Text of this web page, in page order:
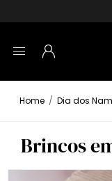
Home / Dia dos
Brincos